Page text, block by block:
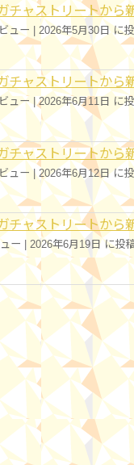
チャストリートから
ュー 2026年5月30日 に
チャストリートから
ュー|2026年6月11日 に
チャストリートから
ュー | 2026年6月12日 に
チャストリートから
ー 2026年6月19日 に投